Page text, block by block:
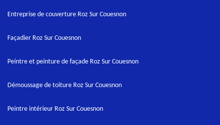
Entreprise de couverture Roz Sur Couesnon
Façadier Roz Sur Couesnon
Peintre et peinture de façade Roz Sur Couesnon
Démoussage de toiture Roz Sur Couesnon
Peintre intérieur Roz Sur Couesnon